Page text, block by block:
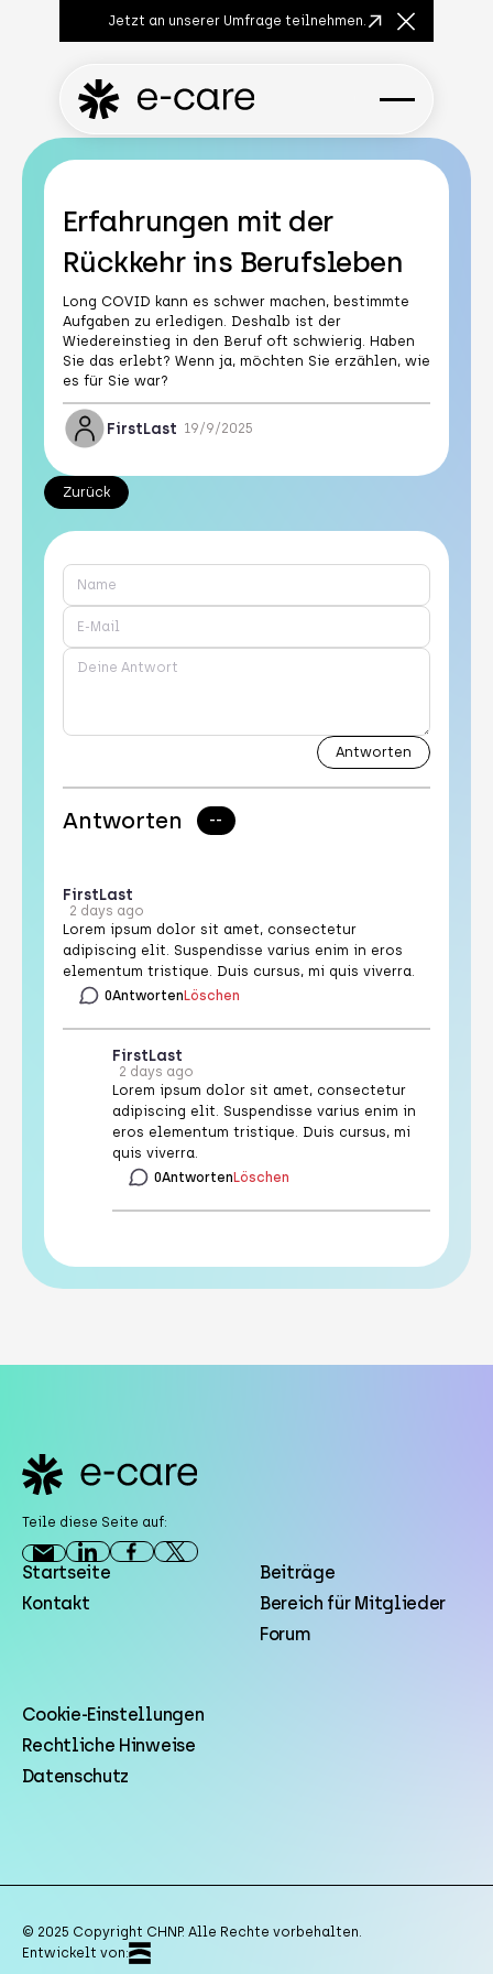
Jetzt an unserer Umfrage teilnehmen.
Close
Erfahrungen mit der
Rückkehr ins Berufsleben
Long COVID kann es schwer machen, bestimmte
Aufgaben zu erledigen. Deshalb ist der
Wiedereinstieg in den Beruf oft schwierig. Haben
Sie das erlebt? Wenn ja, möchten Sie erzählen, wie
es für Sie war?
FirstLast 19/9/2025
Zurück
Antworten --
FirstLast
2 days ago
Lorem ipsum dolor sit amet, consectetur
adipiscing elit. Suspendisse varius enim in eros
elementum tristique. Duis cursus, mi quis viverra.
0AntwortenLöschen
FirstLast
2 days ago
Lorem ipsum dolor sit amet, consectetur
adipiscing elit. Suspendisse varius enim in
eros elementum tristique. Duis cursus, mi
quis viverra.
0AntwortenLöschen
Teile diese Seite auf:
Startseite
Kontakt
Beiträge
Bereich für Mitglieder
Forum
Cookie-Einstellungen
Rechtliche Hinweise
Datenschutz
© 2025 Copyright CHNP. Alle Rechte vorbehalten.
Entwickelt von: